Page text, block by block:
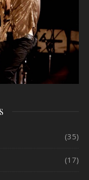
(35)
(17)